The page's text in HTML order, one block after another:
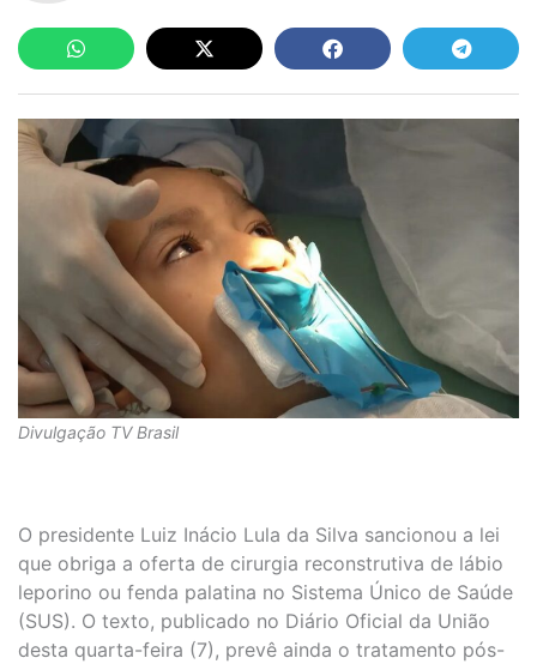
Divulgação TV Brasil
O presidente Luiz Inácio Lula da Silva sancionou a lei
que obriga a oferta de cirurgia reconstrutiva de lábio
leporino ou fenda palatina no Sistema Único de Saúde
(SUS). O texto, publicado no Diário Oficial da União
desta quarta-feira (7), prevê ainda o tratamento pós-